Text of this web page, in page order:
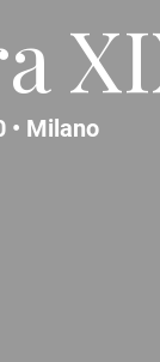
• Milano